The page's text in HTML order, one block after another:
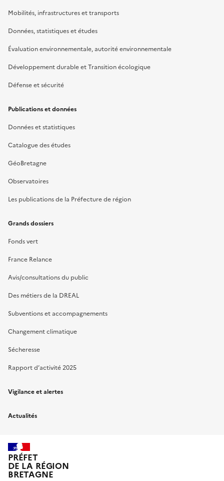
Mobilités, infrastructures et transports
Données, statistiques et études
Évaluation environnementale, autorité environnementale
Développement durable et Transition écologique
Défense et sécurité
Publications et données
Données et statistiques
Catalogue des études
GéoBretagne
Observatoires
Les publications de la Préfecture de région
Grands dossiers
Fonds vert
France Relance
Avis/consultations du public
Des métiers de la DREAL
Subventions et accompagnements
Changement climatique
Sécheresse
Rapport d’activité 2025
Vigilance et alertes
Actualités
PRÉFET
DE LA RÉGION
BRETAGNE